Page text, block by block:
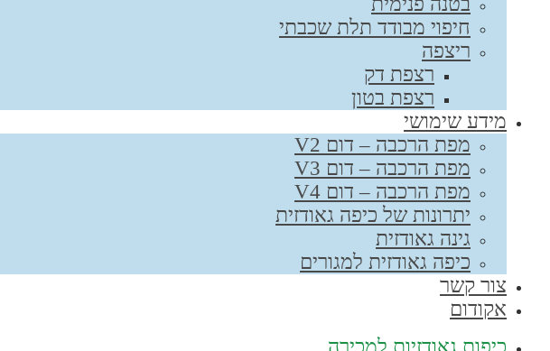
חיפוי מבודד תלת שכבתי
ריצפה
רצפת דק
רצפת בטון
מידע שימושי
מפת הרכבה – דום V2
מפת הרכבה – דום V3
מפת הרכבה – דום V4
יתרונות של כיפה גאודזית
גינה גאודזית
כיפה גאודזית למגורים
צור קשר
אקודום